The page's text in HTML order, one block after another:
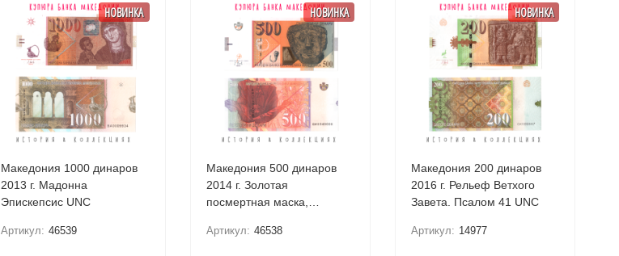
НОВИНКА
Македония 1000 динаров
2013 г. Мадонна
Эпискепсис UNC
Артикул: 46539
НОВИНКА
Македония 500 динаров
2014 г. Золотая
посмертная маска,
Артикул: 46538
НОВИНКА
Македония 200 динаров
2016 г. Рельеф Ветхого
Завета. Псалом 41 UNC
Артикул: 14977